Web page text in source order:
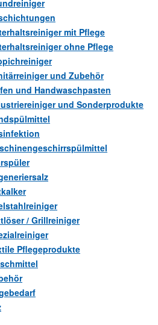
mit Pflege
ohne Pflege
und Zubehör
und Handwaschpasten
und Sonderprodukte
/ Grillreiniger
Pflegeprodukte